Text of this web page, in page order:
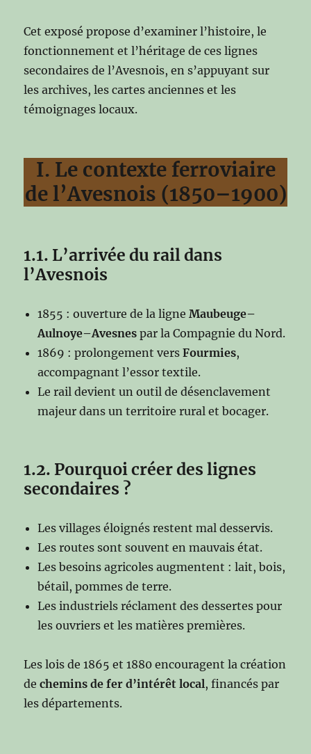
Cet exposé propose d’examiner l’histoire, le
fonctionnement et l’héritage de ces lignes
secondaires de l’Avesnois, en s’appuyant sur
les archives, les cartes anciennes et les
témoignages locaux.
I. Le contexte ferroviaire
de l’Avesnois (1850–1900)
1.1. L’arrivée du rail dans
l’Avesnois
1855 : ouverture de la ligneMaubeuge–
Aulnoye–Avesnes par la Compagnie du Nord.
1869 : prolongement versFourmies,
accompagnant l’essor textile.
Le rail devient un outil de désenclavement
majeur dans un territoire rural et bocager.
1.2. Pourquoi créer des lignes
secondaires ?
Les villages éloignés restent mal desservis.
Les routes sont souvent en mauvais état.
Les besoins agricoles augmentent : lait, bois,
bétail, pommes de terre.
Les industriels réclament des dessertes pour
les ouvriers et les matières premières.
Les lois de 1865 et 1880 encouragent la création
dechemins de fer d’intérêt local, financés par
les départements.